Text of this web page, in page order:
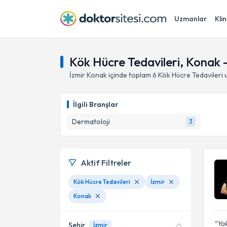
Uzmanlar
Kök Hücre Tedavileri, Konak
İzmirKonakiçinde toplam 6 Kök Hücre Tedavileri
İlgili Branşlar
Dermatoloji
3
Aktif Filtreler
Kök Hücre Tedavileri
İzmir
Konak
Şehir İzmir